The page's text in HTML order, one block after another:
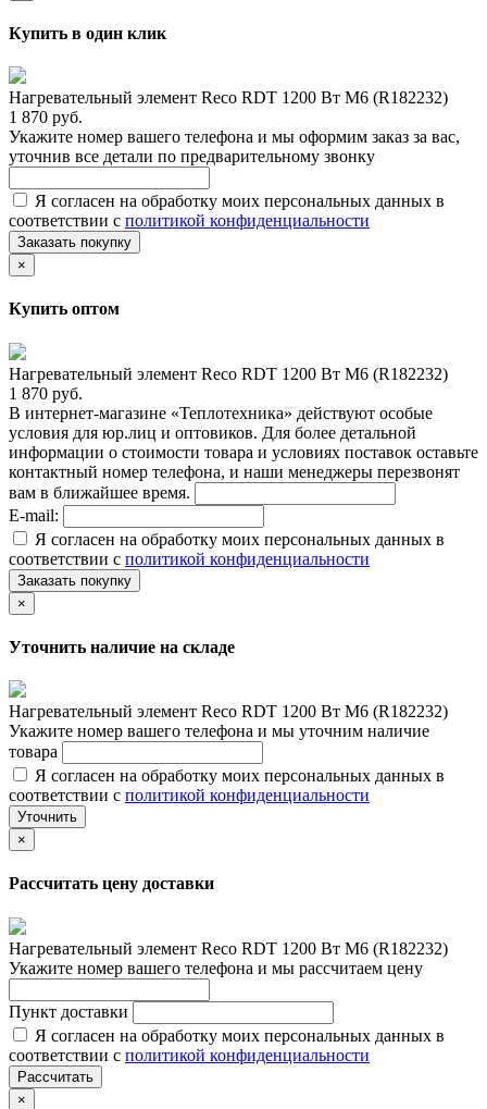
Купить в один клик
Нагревательный элемент Reco RDT 1200 Вт M6 (R182232)
1 870 руб.
Укажите номер вашего телефона и мы оформим заказ за вас,
уточнив все детали по предварительному звонку
Я согласен на обработку моих персональных данных в
соответствии с политикой конфиденциальности
Заказать покупку
×
Купить оптом
Нагревательный элемент Reco RDT 1200 Вт M6 (R182232)
1 870 руб.
В интернет-магазине «Теплотехника» действуют особые
условия для юр.лиц и оптовиков. Для более детальной
информации о стоимости товара и условиях поставок оставьте
контактный номер телефона, и наши менеджеры перезвонят
вам в ближайшее время.
E-mail:
Я согласен на обработку моих персональных данных в
соответствии с политикой конфиденциальности
Заказать покупку
×
Уточнить наличие на складе
Нагревательный элемент Reco RDT 1200 Вт M6 (R182232)
Укажите номер вашего телефона и мы уточним наличие
товара
Я согласен на обработку моих персональных данных в
соответствии с политикой конфиденциальности
Уточнить
×
Рассчитать цену доставки
Нагревательный элемент Reco RDT 1200 Вт M6 (R182232)
Укажите номер вашего телефона и мы рассчитаем цену
Пункт доставки
Я согласен на обработку моих персональных данных в
соответствии с политикой конфиденциальности
Рассчитать
×